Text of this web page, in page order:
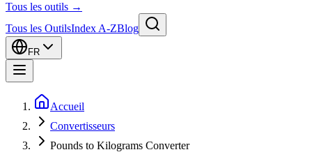
Tous les outils →
Tous les OutilsIndex A-ZBlog
FR
Accueil
Convertisseurs
Pounds to Kilograms Converter